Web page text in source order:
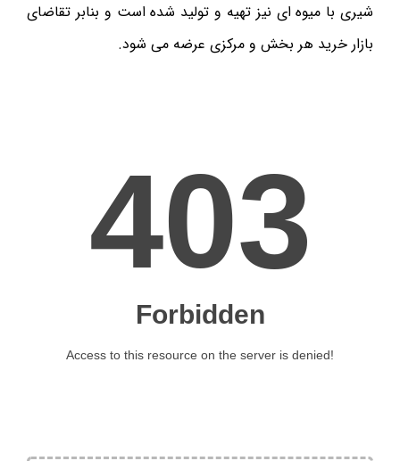
شیری با میوه ای نیز تهیه و تولید شده است و بنابر تقاضای
بازار خرید هر بخش و مرکزی عرضه می شود.